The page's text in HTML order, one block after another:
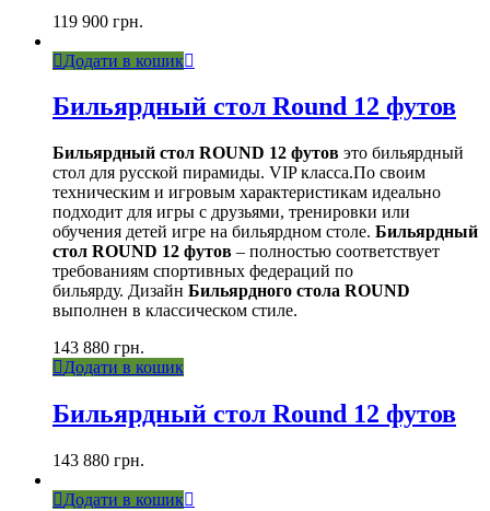
119 900 грн.
Додати в кошик
Бильярдный стол Round 12 футов
Бильярдный стол ROUND 12 футов это бильярдный
стол для русской пирамиды. VIP класса.По своим
техническим и игровым характеристикам идеально
подходит для игры с друзьями, тренировки или
обучения детей игре на бильярдном столе. Бильярдный
стол ROUND 12 футов – полностью соответствует
требованиям спортивных федераций по
бильярду. Дизайн Бильярдного стола ROUND
выполнен в классическом стиле.
143 880 грн.
Додати в кошик
Бильярдный стол Round 12 футов
143 880 грн.
Додати в кошик